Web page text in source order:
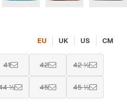
EU UK US CM
41 42 42 ½
½ 45 45 ½